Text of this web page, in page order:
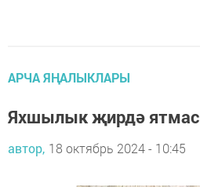
АРЧА ЯҢАЛЫКЛАРЫ
Яхшылык җирдә ятмас
автор, 18 октябрь 2024 - 10:45